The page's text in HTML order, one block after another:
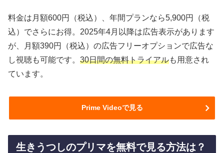
料金は月額600円（税込）、年間プランなら5,900円（税
込）でさらにお得。2025年4月以降は広告表示があります
が、月額390円（税込）の広告フリーオプションで広告な
し視聴も可能です。 30日間の無料トライアルも用意され
ています。
Prime Videoで見る
生きうつしのプリマを無料で見る方法は？